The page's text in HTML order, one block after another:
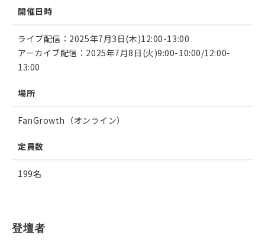
開催日時
ライブ配信：2025年7月3日(木)12:00-13:00
アーカイブ配信：2025年7月8日(火)9:00-10:00/12:00-
13:00
場所
FanGrowth（オンライン）
定員数
199名
登壇者